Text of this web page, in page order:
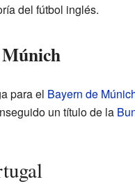
del fútbol inglés.
para el Bayern de
un título de la